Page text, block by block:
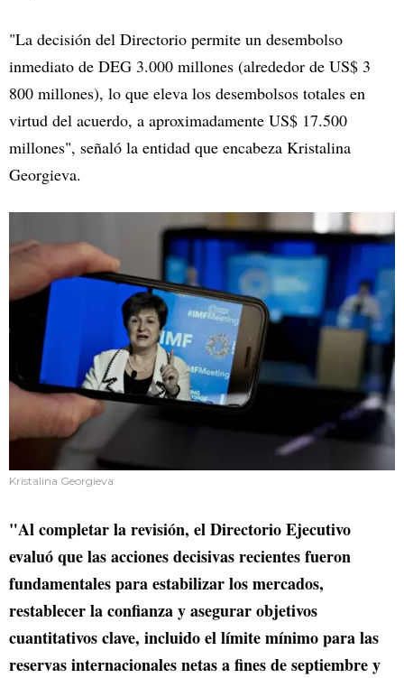
"La decisión del Directorio permite un desembolso
inmediato de DEG 3.000 millones (alrededor de US$ 3
800 millones), lo que eleva los desembolsos totales en
virtud del acuerdo, a aproximadamente US$ 17.500
millones", señaló la entidad que encabeza Kristalina
Georgieva.
Kristalina Georgieva
"Al completar la revisión, el Directorio Ejecutivo
evaluó que las acciones decisivas recientes fueron
fundamentales para estabilizar los mercados,
restablecer la confianza y asegurar objetivos
cuantitativos clave, incluido el límite mínimo para las
reservas internacionales netas a fines de septiembre y